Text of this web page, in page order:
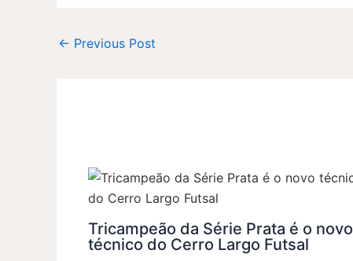
← Previous Post
Tricampeão da Série Prata é o novo
técnico do Cerro Largo Futsal